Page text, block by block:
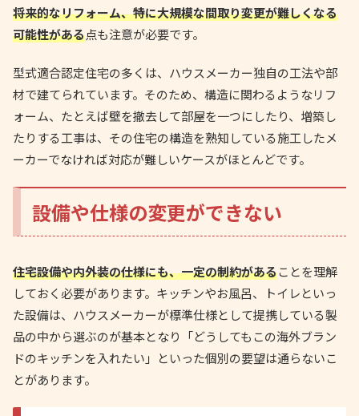
将来的なリフォーム、特に大規模な間取り変更が難しくなる
可能性がある点も注意が必要です。
型式適合認定住宅の多くは、ハウスメーカー独自の工法や部
材で建てられています。そのため、構造に関わるようなリフ
ォーム、たとえば壁を撤去して部屋を一つにしたり、増築し
たりする工事は、その住宅の構造を熟知している施工したメ
ーカーでなければ対応が難しいケースがほとんどです。
設備や仕様の変更ができない
住宅設備や内外装の仕様にも、一定の制約があることを理解
しておく必要があります。キッチンやお風呂、トイレといっ
た設備は、ハウスメーカーが標準仕様として提携している製
品の中から選ぶのが基本となり「どうしてもこの海外ブラン
ドのキッチンを入れたい」といった個別の要望は通らないこ
とがあります。